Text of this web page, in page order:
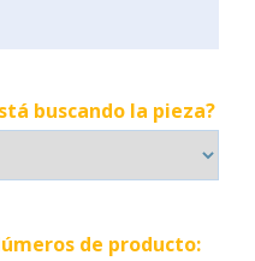
buscando la pieza?
de producto: